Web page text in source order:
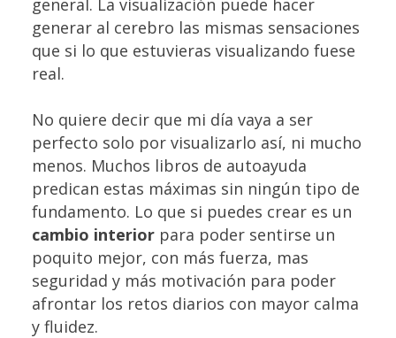
generar al cerebro las mismas sensaciones
que si lo que estuvieras visualizando fuese
real.
No quiere decir que mi día vaya a ser
perfecto solo por visualizarlo así, ni mucho
menos. Muchos libros de autoayuda
predican estas máximas sin ningún tipo de
fundamento. Lo que si puedes crear es un
cambio interior para poder sentirse un
poquito mejor, con más fuerza, mas
seguridad y más motivación para poder
afrontar los retos diarios con mayor calma
y fluidez.